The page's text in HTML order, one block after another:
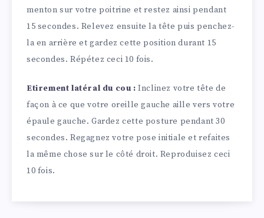
menton sur votre poitrine et restez ainsi pendant
15 secondes. Relevez ensuite la tête puis penchez-
la en arrière et gardez cette position durant 15
secondes. Répétez ceci 10 fois.
Etirement latéral du cou :Inclinez votre tête de
façon à ce que votre oreille gauche aille vers votre
épaule gauche. Gardez cette posture pendant 30
secondes. Regagnez votre pose initiale et refaites
la même chose sur le côté droit. Reproduisez ceci
10 fois.